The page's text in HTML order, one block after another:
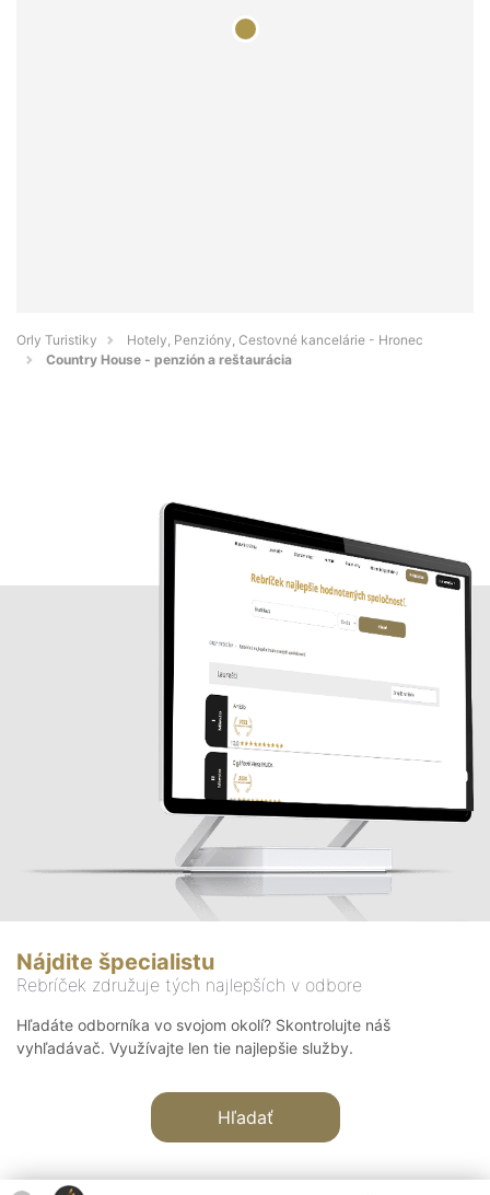
Orly Turistiky
Hotely, Penzióny, Cestovné kancelárie - Hronec
Country House - penzión a reštaurácia
Nájdite špecialistu
Rebríček združuje tých najlepších v odbore
Hľadáte odborníka vo svojom okolí? Skontrolujte náš
vyhľadávač. Využívajte len tie najlepšie služby.
Hľadať